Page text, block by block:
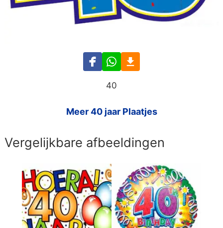
40
Meer 40 jaar Plaatjes
Vergelijkbare afbeeldingen